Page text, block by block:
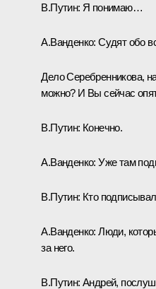
В.Путин: Я понимаю…
А.Ванденко: Судят обо
Дело Серебренникова,
можно? И Вы сейчас
В.Путин: Конечно.
А.Ванденко: Уже там
В.Путин: Кто
А.Ванденко: Люди,
за него.
В.Путин: Андрей,